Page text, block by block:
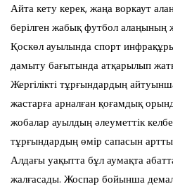
Айта кету керек, жаңа воркаут
берілген жабық футбол
Қоскөл ауылында спорт
дамыту бағытында атқарылып
Жергілікті тұрғындардың
жастарға арналған қоғамдық
жобалар ауылдың әлеуметтік
тұрғындардың өмір сапасын
Алдағы уақытта бұл аумақта
жалғасады. Жоспар бойынша